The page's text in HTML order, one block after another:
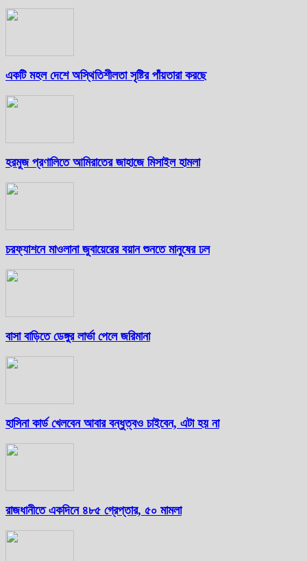
একটি মহল দেশে অস্থিতিশীলতা সৃষ্টির পাঁয়তারা করছে
হরমুজ প্রণালিতে আমিরাতের জাহাজে মিসাইল হামলা
চরফ্যাশনে মাওলানা জুবায়েরের বয়ান শুনতে মানুষের ঢল
বাসা বাড়িতে ডেঙ্গুর লার্ভা পেলে জরিমানা
হাসিনা কার্ড খেলবেন আবার বন্ধুত্বও চাইবেন, এটা হয় না
রাজধানীতে একদিনে ৪৮৫ গ্রেপ্তার, ৫০ মামলা